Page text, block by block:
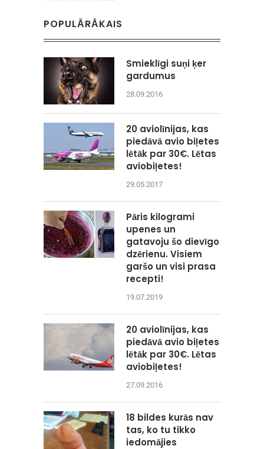
POPULĀRĀKAIS
Smieklīgi suņi ķer
gardumus
28.09.2016
20 aviolīnijas, kas
piedāvā avio biļetes
lētāk par 30€. Lētas
aviobiļetes!
29.05.2017
Pāris kilogrami
upenes un
gatavoju šo dievīgo
dzērienu. Visiem
garšo un visi prasa
recepti!
19.07.2019
20 aviolīnijas, kas
piedāvā avio biļetes
lētāk par 30€. Lētas
aviobiļetes!
27.09.2016
18 bildes kurās nav
tas, ko tu tikko
iedomājies